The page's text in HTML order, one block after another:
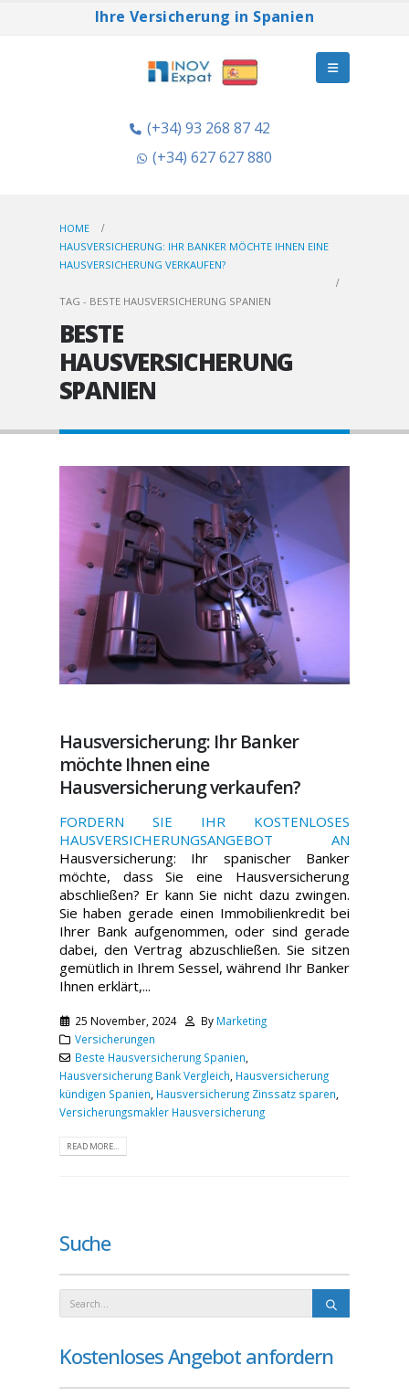
Ihre Versicherung in Spanien
(+34) 93 268 87 42
(+34) 627 627 880
HOME
HAUSVERSICHERUNG: IHR BANKER MÖCHTE IHNEN EINE
HAUSVERSICHERUNG VERKAUFEN?
TAG - BESTE HAUSVERSICHERUNG SPANIEN
BESTE
HAUSVERSICHERUNG
SPANIEN
Hausversicherung: Ihr Banker
möchte Ihnen eine
Hausversicherung verkaufen?
FORDERN SIE IHR KOSTENLOSES
HAUSVERSICHERUNGSANGEBOT AN
Hausversicherung: Ihr spanischer Banker
möchte, dass Sie eine Hausversicherung
abschließen? Er kann Sie nicht dazu zwingen.
Sie haben gerade einen Immobilienkredit bei
Ihrer Bank aufgenommen, oder sind gerade
dabei, den Vertrag abzuschließen. Sie sitzen
gemütlich in Ihrem Sessel, während Ihr Banker
Ihnen erklärt,...
25 November, 2024 By Marketing
Versicherungen
Beste Hausversicherung Spanien,
Hausversicherung Bank Vergleich, Hausversicherung
kündigen Spanien, Hausversicherung Zinssatz sparen,
Versicherungsmakler Hausversicherung
READ MORE...
Suche
Kostenloses Angebot anfordern